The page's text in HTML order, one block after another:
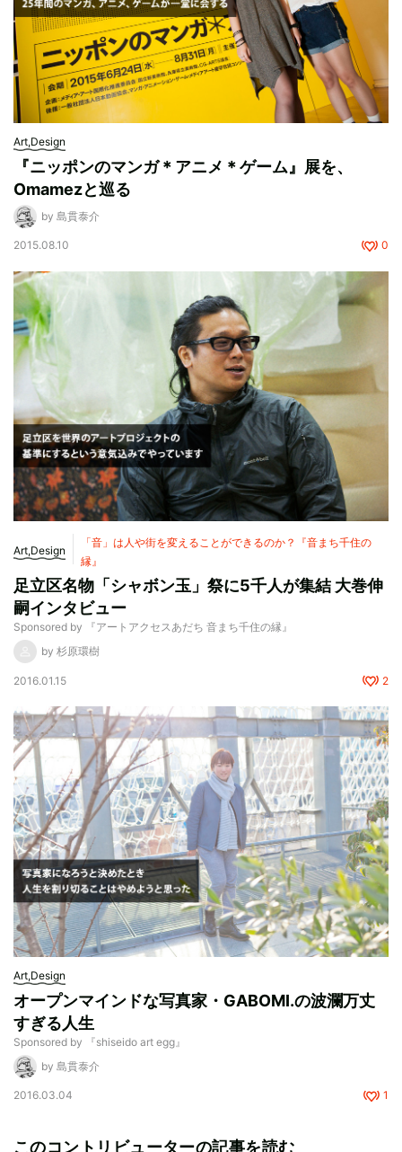
Art,Design
『ニッポンのマンガ＊アニメ＊ゲーム』展を、
Omamezと巡る
by 島貫泰介
2015.08.10 0
Art,Design
「音」は人や街を変えることができるのか？『音まち千住の
縁』
足立区名物「シャボン玉」祭に5千人が集結 大巻伸
嗣インタビュー
Sponsored by 『アートアクセスあだち 音まち千住の縁』
by 杉原環樹
2016.01.15 2
Art,Design
オープンマインドな写真家・GABOMI.の波瀾万丈
すぎる人生
Sponsored by 『shiseido art egg』
by 島貫泰介
2016.03.04 1
このコントリビューターの記事を読む